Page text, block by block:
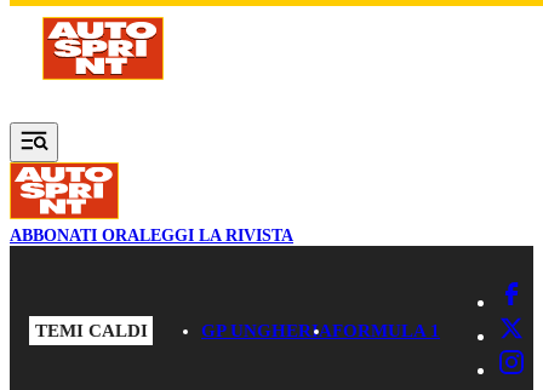
Vai al contenuto principale
ABBONATI ORALEGGI LA RIVISTA
TEMI CALDI GP UNGHERIAFORMULA 1